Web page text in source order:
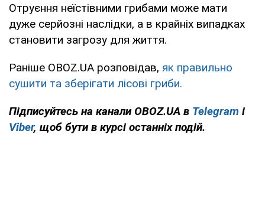
Отруєння неїстівними грибами може мати
дуже серйозні наслідки, а в крайніх випадках
становити загрозу для життя.
Раніше OBOZ.UA розповідав, як правильно
сушити та зберігати лісові гриби.
Підписуйтесь на канали OBOZ.UA в Telegram і
Viber, щоб бути в курсі останніх подій.